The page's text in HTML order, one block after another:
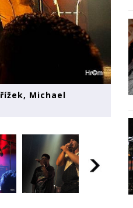
Michael